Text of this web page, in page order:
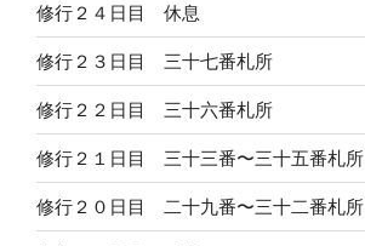
修行２４日目 休息
修行２３日目 三十七番札所
修行２２日目 三十六番札所
修行２１日目 三十三番〜三十五番札所
修行２０日目 二十九番〜三十二番札所